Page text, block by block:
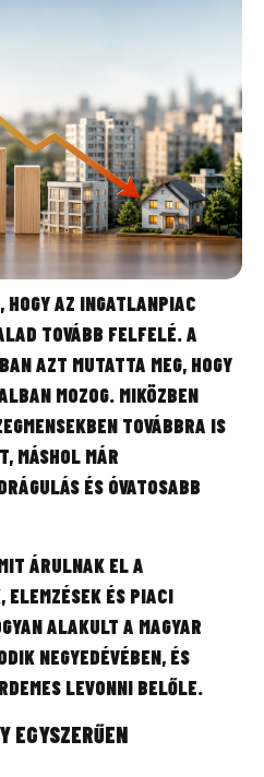
HOGY AZ INGATLANPIAC
TOVÁBB FELFELÉ. A
AZT MUTATTA MEG, HOGY
MOZOG. MIKÖZBEN
TOVÁBBRA IS
MÁSHOL MÁR
ÉS ÓVATOSABB
ÁRULNAK EL A
ELEMZÉSEK ÉS PIACI
ALAKULT A MAGYAR
NEGYEDÉVÉBEN, ÉS
LEVONNI BELŐLE.
EGYSZERŰEN